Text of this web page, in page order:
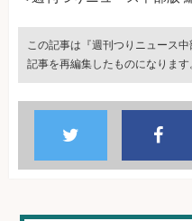
この記事は『週刊つりニュース
記事を再編集したものになります